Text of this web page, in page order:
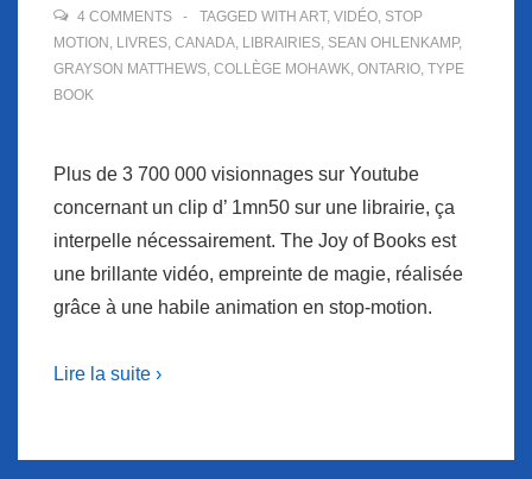
4 COMMENTS
TAGGED WITH ART, VIDÉO, STOP
MOTION , LIVRES, CANADA, LIBRAIRIES, SEAN OHLENKAMP,
GRAYSON MATTHEWS, COLLÈGE MOHAWK, ONTARIO, TYPE
BOOK
Plus de 3 700 000 visionnages sur Youtube
concernant un clip d’ 1mn50 sur une librairie, ça
interpelle nécessairement. The Joy of Books est
une brillante vidéo, empreinte de magie, réalisée
grâce à une habile animation en stop-motion.
Lire la suite ›